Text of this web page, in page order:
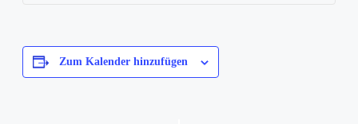
Zum Kalender hinzufügen